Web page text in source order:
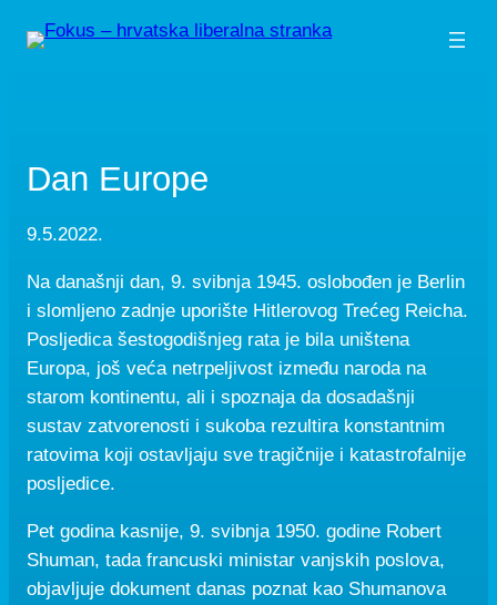
Dan Europe
9.5.2022.
Na današnji dan, 9. svibnja 1945. oslobođen je Berlin
i slomljeno zadnje uporište Hitlerovog Trećeg Reicha.
Posljedica šestogodišnjeg rata je bila uništena
Europa, još veća netrpeljivost između naroda na
starom kontinentu, ali i spoznaja da dosadašnji
sustav zatvorenosti i sukoba rezultira konstantnim
ratovima koji ostavljaju sve tragičnije i katastrofalnije
posljedice.
Pet godina kasnije, 9. svibnja 1950. godine Robert
Shuman, tada francuski ministar vanjskih poslova,
objavljuje dokument danas poznat kao Shumanova